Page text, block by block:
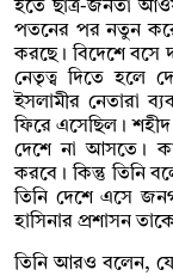
হতে ছাত্র-জনতা
পতনের পর নতুন করে
করছে। বিদেশে বসে
নেতৃত্ব দিতে হলে
ইসলামীর নেতারা
ফিরে এসেছিল।
দেশে না আসতে।
করবে। কিন্তু তিনি
তিনি দেশে এসে
হাসিনার প্রশাসন
তিনি আরও বলেন, যে